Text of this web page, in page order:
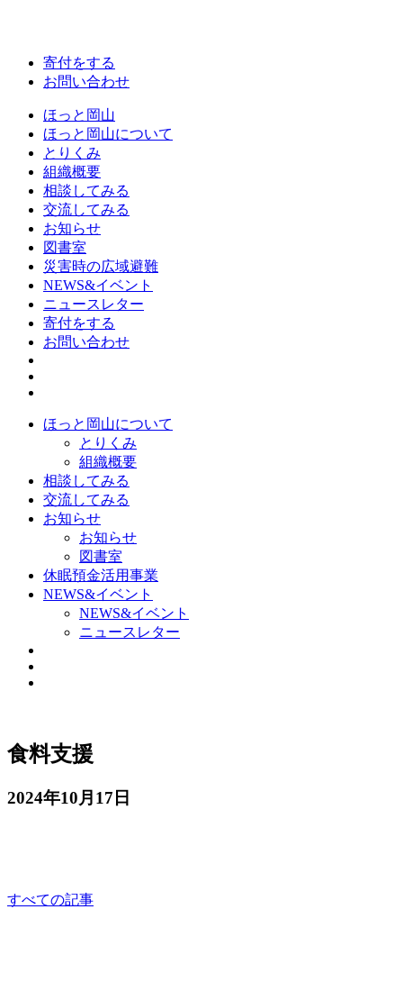
寄付をする
お問い合わせ
ほっと岡山
ほっと岡山について
とりくみ
組織概要
相談してみる
交流してみる
お知らせ
図書室
災害時の広域避難
NEWS&イベント
ニュースレター
寄付をする
お問い合わせ
ほっと岡山について
とりくみ
組織概要
相談してみる
交流してみる
お知らせ
お知らせ
図書室
休眠預金活用事業
NEWS&イベント
NEWS&イベント
ニュースレター
食料支援
2024年10月17日
すべての記事